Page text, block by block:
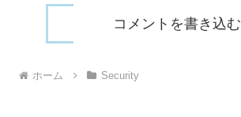
コメントを書き込む
ホーム Security